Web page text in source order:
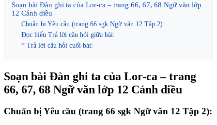
Soạn bài Đàn ghi ta của Lor-ca – trang 66, 67, 68 Ngữ văn lớp
12 Cánh diều
Chuẩn bị Yêu cầu (trang 66 sgk Ngữ văn 12 Tập 2):
Đọc hiểu Trả lời câu hỏi giữa bài:
* Trả lời câu hỏi cuối bài:
Soạn bài Đàn ghi ta của Lor-ca – trang
66, 67, 68 Ngữ văn lớp 12 Cánh diều
Chuẩn bị Yêu cầu (trang 66 sgk Ngữ văn 12 Tập 2):